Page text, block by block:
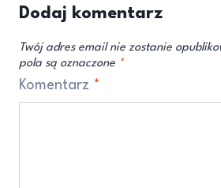
Dodaj komentarz
Twój adres email nie zostanie
pola są oznaczone *
Komentarz *